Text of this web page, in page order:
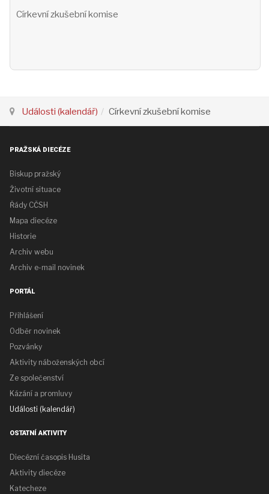
Církevní zkušební komise
Události (kalendář) Církevní zkušební komise
PRAŽSKÁ DIECÉZE
Biskup pražský
Životní situace
Řády CČSH
Mapa diecéze
Historie
Archiv webu
Archiv e-mail novinek
PORTÁL
Přihlášení
Odběr novinek
Pozvánky
Aktivity náboženských obcí
Ze společenství
Kázání a promluvy
Události (kalendář)
OSTATNÍ AKTIVITY
Diecézní časopis Husita
Aktivity diecéze
Katecheze